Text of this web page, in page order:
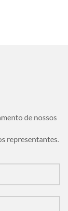
de nossos
representantes.